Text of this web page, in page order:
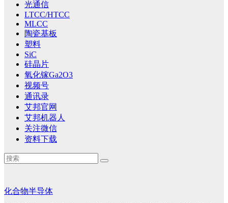
光通信
LTCC/HTCC
MLCC
陶瓷基板
塑料
SiC
硅晶片
氧化镓Ga2O3
视频号
通讯录
艾邦官网
艾邦机器人
关注微信
资料下载
化合物半导体